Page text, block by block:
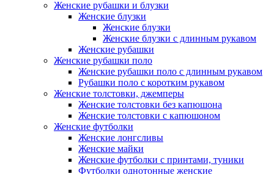
Женские рубашки и блузки
Женские блузки
Женские блузки
Женские блузки с длинным рукавом
Женские рубашки
Женские рубашки поло
Женские рубашки поло с длинным рукавом
Рубашки поло с коротким рукавом
Женские толстовки, джемперы
Женские толстовки без капюшона
Женские толстовки с капюшоном
Женские футболки
Женские лонгсливы
Женские майки
Женские футболки с принтами, туники
Футболки однотонные женские